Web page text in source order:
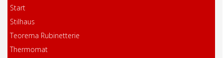
Start
Stilhaus
Teorema Rubinetterie
Thermomat